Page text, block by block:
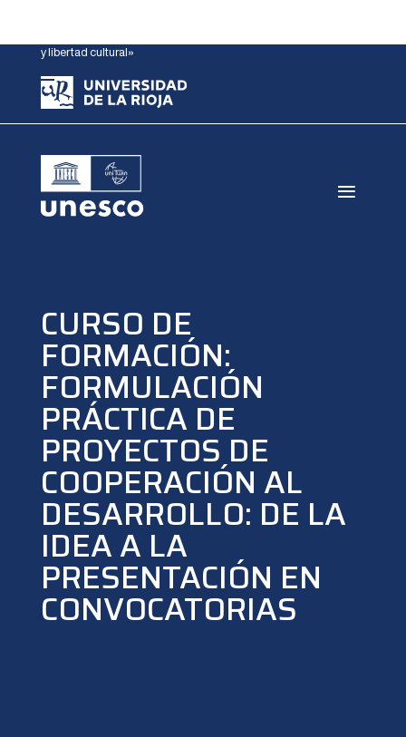
y libertad cultural»
CURSO DE
FORMACIÓN:
FORMULACIÓN
PRÁCTICA DE
PROYECTOS DE
COOPERACIÓN AL
DESARROLLO: DE LA
IDEA A LA
PRESENTACIÓN EN
CONVOCATORIAS